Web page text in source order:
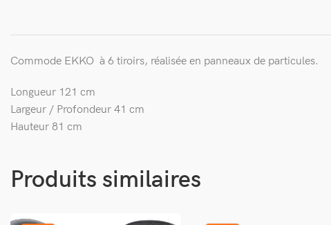
Commode EKKO à 6 tiroirs, réalisée en panneaux de particules.
Longueur 121 cm
Largeur / Profondeur 41 cm
Hauteur 81 cm
Produits similaires